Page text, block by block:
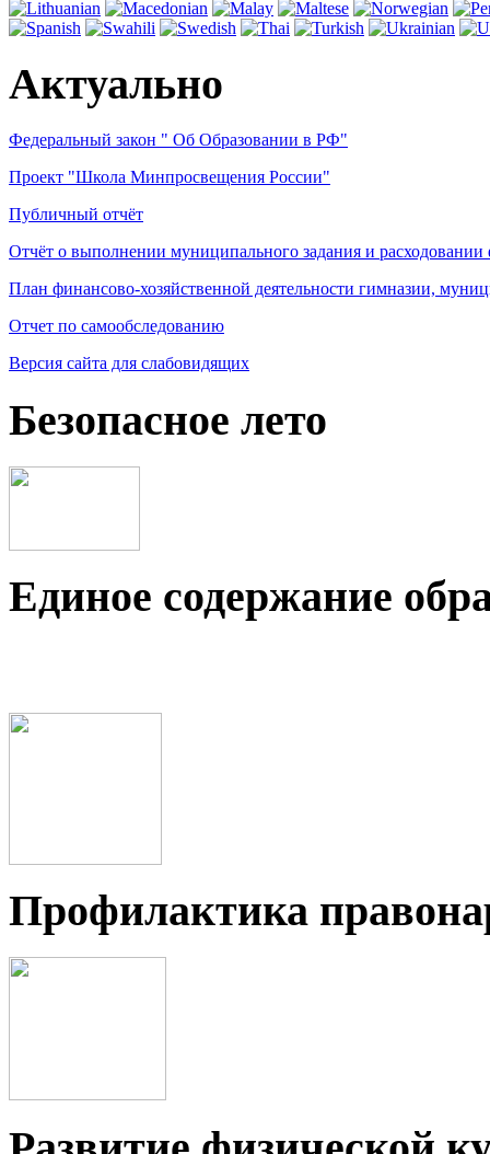
Актуально
Федеральный закон " Об Образовании в РФ"
Проект "Школа Минпросвещения России"
Публичный отчёт
Отчёт о выполнении муниципального задания и
План финансово-хозяйственной деятельности гимназии,
Отчет по самообследованию
Версия сайта для слабовидящих
Безопасное лето
Единое содержание
Профилактика